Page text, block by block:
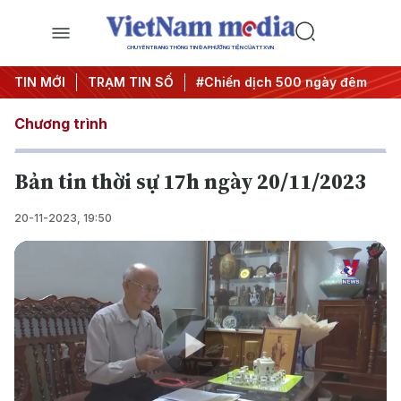
CHUYÊN TRANG THÔNG TIN ĐA PHƯƠNG TIỆN CỦA TTXVN
TIN MỚI TRẠM TIN SỐ
thành hành động #Chiến dịch 500 ngày đêm
Chương trình
Bản tin thời sự 17h ngày 20/11/2023
20-11-2023, 19:50
Play